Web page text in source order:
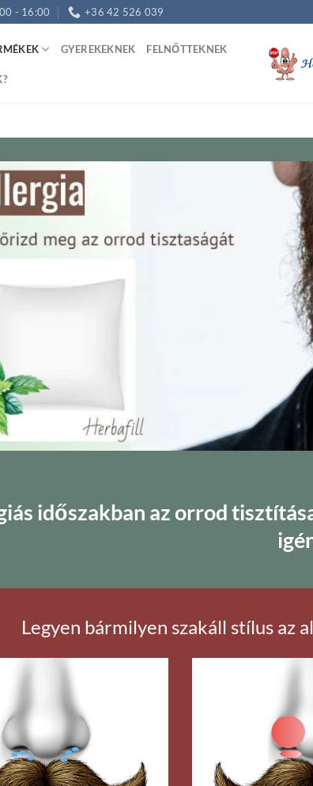
- 16:00 +36 42 526 039
GYEREKEKNEK FELNŐTTEKNEK
időszakban az orrod
Legyen bármilyen szakáll stílus az